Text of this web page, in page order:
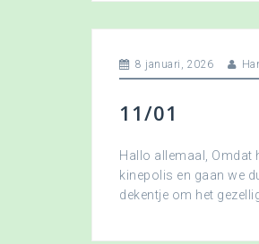
8 januari, 2026
11/01
Hallo allemaal, Omdat
kinepolis en gaan we
dekentje om het